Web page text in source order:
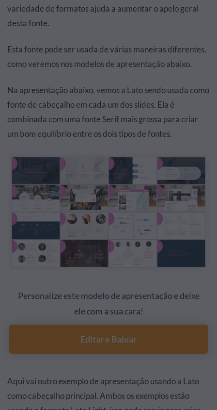
variedade de formatos ajuda a aumentar o apelo geral
desta fonte.
Esta fonte pode ser usada de várias maneiras diferentes,
como veremos nos modelos de apresentação abaixo.
Na apresentação abaixo, vemos a Lato sendo usada como
fonte de cabeçalho em cada um dos slides. Ela é
combinada com uma fonte Serif mais grossa para criar
um bom equilíbrio entre os dois tipos de fontes.
Personalize este modelo de apresentação e deixe
ele com a sua cara!
Editar e Baixar
Aqui vai outro exemplo de apresentação usando a Lato
como cabeçalho principal. Ambos os exemplos estão